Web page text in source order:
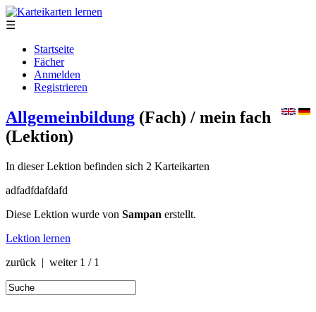
☰
Startseite
Fächer
Anmelden
Registrieren
Allgemeinbildung (Fach) / mein fach
(Lektion)
In dieser Lektion befinden sich 2 Karteikarten
adfadfdafdafd
Diese Lektion wurde von Sampan erstellt.
Lektion lernen
zurück | weiter 1 / 1